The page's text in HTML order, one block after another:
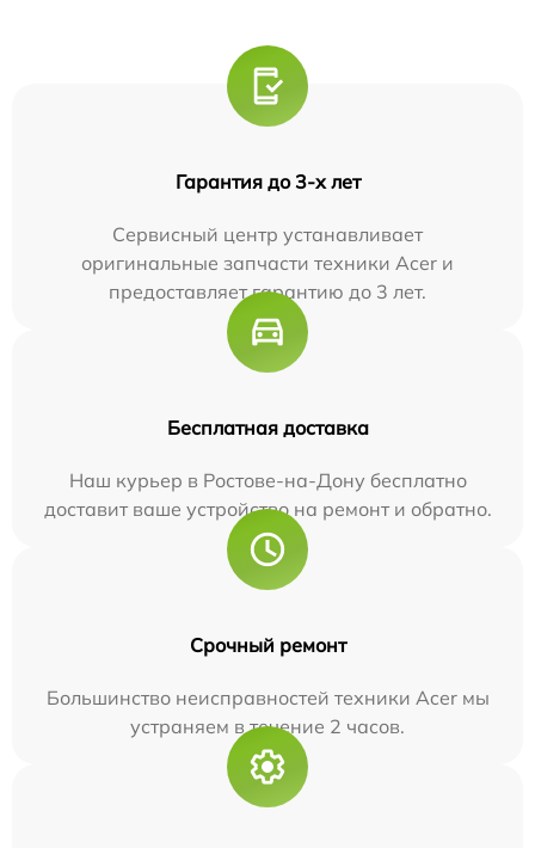
Гарантия до 3-х лет
Сервисный центр устанавливает
оригинальные запчасти техники Acer и
предоставляет гарантию до 3 лет.
Бесплатная доставка
Наш курьер в Ростове-на-Дону бесплатно
доставит ваше устройство на ремонт и обратно.
Срочный ремонт
Большинство неисправностей техники Acer мы
устраняем в течение 2 часов.